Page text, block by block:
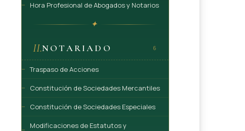
Hora Profesional de Abogados y Notarios
✦
II.NOTARIADO 6
Traspaso de Acciones
Constitución de Sociedades Mercantiles
Constitución de Sociedades Especiales
Modificaciones de Estatutos y